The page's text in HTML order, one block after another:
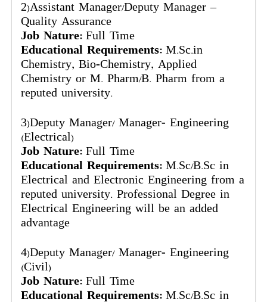
2)Assistant Manager/Deputy Manager –
Quality Assurance
Job Nature:Full Time
Educational Requirements:M.Sc.in
Chemistry, Bio-Chemistry, Applied
Chemistry or M. Pharm/B. Pharm from a
reputed university.
3)Deputy Manager/ Manager- Engineering
(Electrical)
Job Nature:Full Time
Educational Requirements:M.Sc/B.Sc in
Electrical and Electronic Engineering from a
reputed university. Professional Degree in
Electrical Engineering will be an added
advantage
4)Deputy Manager/ Manager- Engineering
(Civil)
Job Nature:Full Time
Educational Requirements:M.Sc/B.Sc in